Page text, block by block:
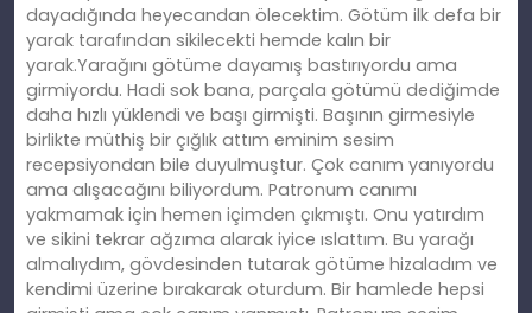
dayadığında heyecandan ölecektim. Götüm ilk defa bir
yarak tarafından sikilecekti hemde kalın bir
yarak.Yarağını götüme dayamış bastırıyordu ama
girmiyordu. Hadi sok bana, parçala götümü dediğimde
daha hızlı yüklendi ve başı girmişti. Başının girmesiyle
birlikte müthiş bir çığlık attım eminim sesim
recepsiyondan bile duyulmuştur. Çok canım yanıyordu
ama alışacağını biliyordum. Patronum canımı
yakmamak için hemen içimden çıkmıştı. Onu yatırdım
ve sikini tekrar ağzıma alarak iyice ıslattım. Bu yarağı
almalıydım, gövdesinden tutarak götüme hizaladım ve
kendimi üzerine bırakarak oturdum. Bir hamlede hepsi